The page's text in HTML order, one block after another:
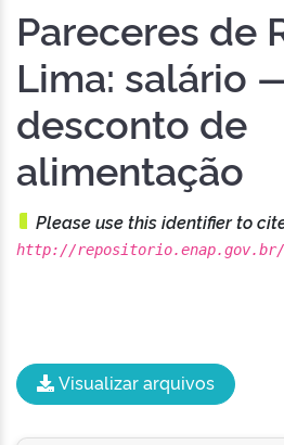
Pareceres de
Lima: salário
desconto de
alimentação
Please use this identifier to
http://repositorio.enap.gov.br/
Visualizar arquivos